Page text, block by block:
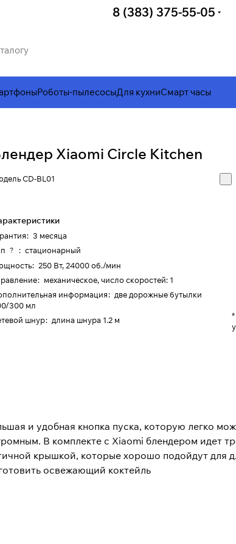
8 (383) 375-55-05
Роботы-пылесосыДля кухниСмарт часы
Xiaomi Circle Kitchen
CD-BL01
: 3 месяца
? : стационарный
: 250 Вт, 24000 об./мин
: механическое, число скоростей: 1
информация: две дорожные бутылки
300 мл
шнур: длина шнура 1.2 м
и удобная кнопка пуска, которую легко
В комплекте с Xiaomi блендером идет
крышкой, которые хорошо подойдут для
освежающий коктейль